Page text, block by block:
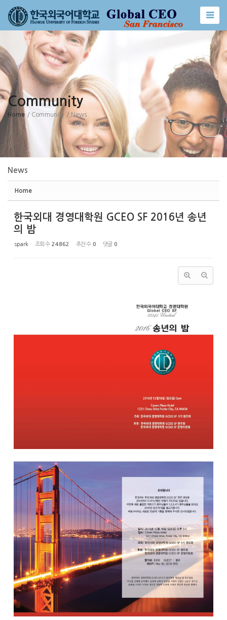
Community
Home / Community / News
News
Home
한국외대 경영대학원 GCEO SF 2016년 송년
의 밤
spark 조회 수 24862 추천 수 0 댓글 0
Sketchbook5, 스케치북5
Sketchbook5, 스케치북5